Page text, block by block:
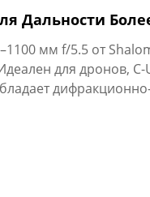
Дальности
мм f/5.5 от
для дронов, C-